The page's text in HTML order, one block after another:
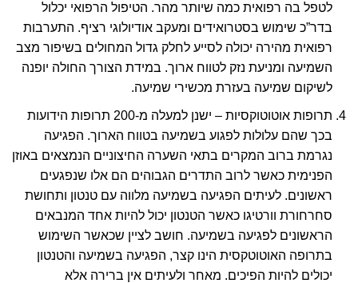
לטפל בה רפואית כמה שיותר מהר. הטיפול הרפואי יכלול
בדר”כ שימוש בסטרואידים ומעקב אודיולוגי רציף. התערבות
רפואית מהירה יכולה לסייע לחלק גדול המחולים בשיפור מצב
השמיעה ומניעת נזק לטווח ארוך. במידת הצורך החולה יופנה
לשיקום שמיעה בעזרת מכשירי שמיעה.
תרופות אוטוטוקסיות – ישנן למעלה מ-200 תרופות הידועות
בכך שהם עלולות לפגוע בשמיעה בטווח הארוך. הפגיעה
נגרמת ברוב המקרים בתאי השערה החיצוניים הנמצאים באוזן
הפנימית כאשר לרוב התדרים הגבוהים הם אלו שנפגעים
ראשונים. לעיתים הפגיעה בשמיעה מלווה עם טנטון ותחושת
סחרחורת וורטיגו כאשר הטנטון יכול להיות אחד המנבאים
הראשונים לפגיעה בשמיעה. חושב לציין שכאשר השימוש
בתרופה האוטוטקסית הינו קצר, הפגיעה בשמיעה והטנטון
יכולים להיות הפיכים. מאחר ולעיתים אין ברירה אלא